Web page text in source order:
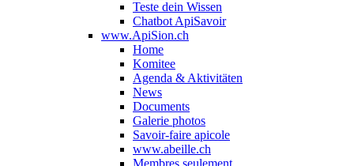
Teste dein Wissen
Chatbot ApiSavoir
www.ApiSion.ch
Home
Komitee
Agenda & Aktivitäten
News
Documents
Galerie photos
Savoir-faire apicole
www.abeille.ch
Membres seulement